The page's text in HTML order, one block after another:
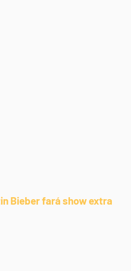
Bieber fará show extra